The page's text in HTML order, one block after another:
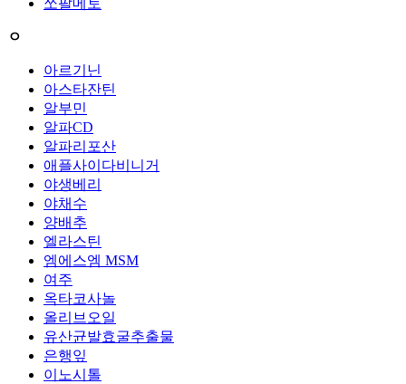
ㅇ
아르기닌
아스타잔틴
알부민
알파CD
알파리포산
애플사이다비니거
야생베리
야채수
양배추
엘라스틴
엠에스엠 MSM
여주
옥타코사놀
올리브오일
유산균발효굴추출물
은행잎
이노시톨